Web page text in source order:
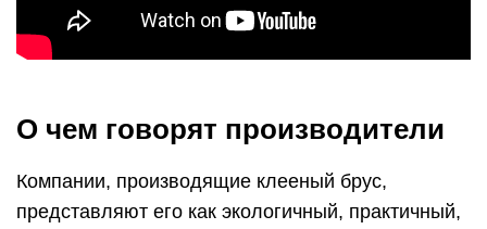
О чем говорят производители
Компании, производящие клееный брус,
представляют его как экологичный, практичный,